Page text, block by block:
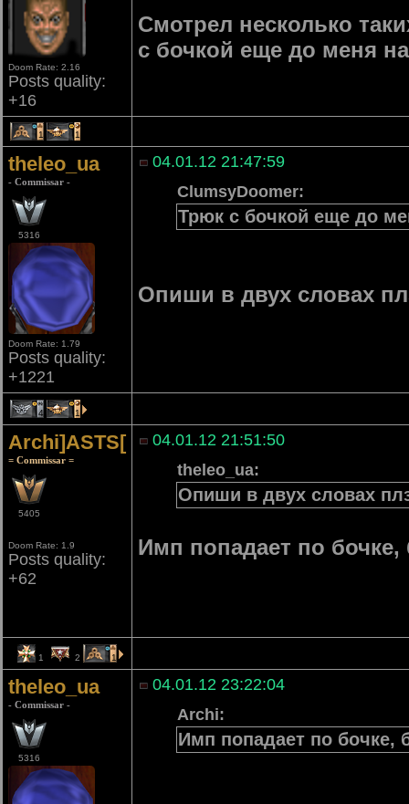
Doom Rate: 2.16
Posts quality:
+16
Смотрел несколько
с бочкой еще до меня
1 1
theleo_ua
- Commissar -
5316
Doom Rate: 1.79
Posts quality:
+1221
04.01.12 21:47:59
ClumsyDoomer:
Трюк с бочкой еще до
Опиши в двух словах
4 1
Archi]ASTS[
= Commissar =
5405
Doom Rate: 1.9
Posts quality:
+62
04.01.12 21:51:50
theleo_ua:
Опиши в двух словах
Имп попадает по
1 2 1
theleo_ua
- Commissar -
5316
04.01.12 23:22:04
Archi:
Имп попадает по бочке,